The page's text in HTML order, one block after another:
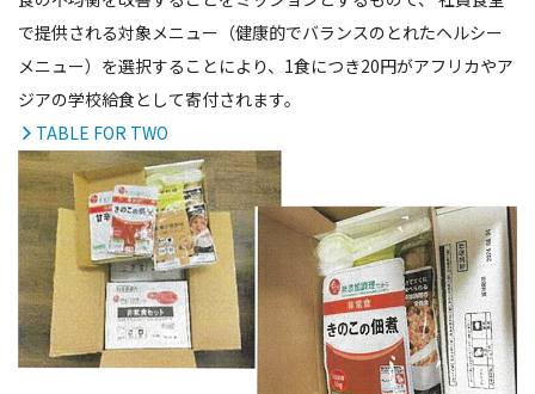
で提供される対象メニュー（健康的でバランスのとれたヘルシー
メニュー）を選択することにより、1食につき20円がアフリカやア
ジアの学校給食として寄付されます。
TABLE FOR TWO